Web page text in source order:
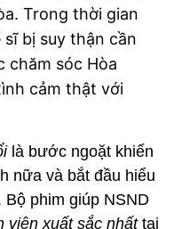
Trong thời gian
sĩ bị suy thận cần
chăm sóc Hòa
cảm thật với
là bước ngoặt khiến
nữa và bắt đầu hiểu
Bộ phim giúp NSND
viên xuất sắc nhấttại